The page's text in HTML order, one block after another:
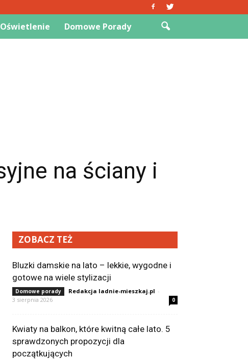
Oświetlenie Domowe Porady
na ściany i
ZOBACZ TEŻ
Bluzki damskie na lato – lekkie, wygodne i
gotowe na wiele stylizacji
Domowe porady Redakcja ladnie-mieszkaj.pl -
3 sierpnia 2026
0
Kwiaty na balkon, które kwitną całe lato. 5
sprawdzonych propozycji dla
początkujących